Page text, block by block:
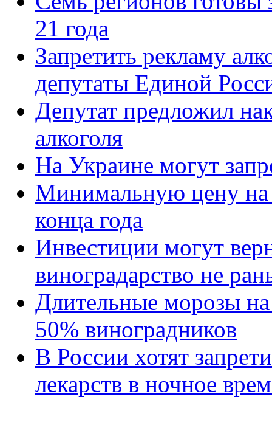
21 года
Запретить рекламу
депутаты Единой
Депутат предложил
алкоголя
На Украине могут
Минимальную цену на
конца года
Инвестиции могут
виноградарство не
Длительные морозы
50% виноградников
В России хотят
лекарств в ночное